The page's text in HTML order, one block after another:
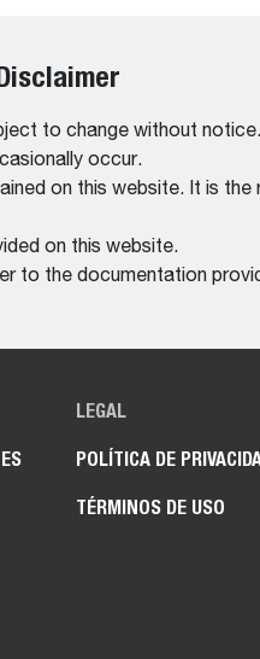
to change without
occur.
on this website. It is
on this website.
to the documentation
LEGAL
POLÍTICA DE
TÉRMINOS DE USO